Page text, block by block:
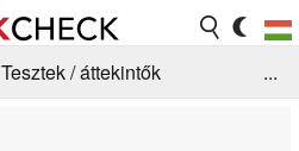
Tesztek / áttekintők
...